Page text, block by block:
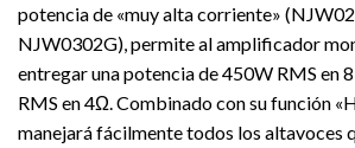
potencia de «muy alta corriente»
NJW0302G), permite al amplificador
entregar una potencia de 450W RMS en
RMS en 4Ω. Combinado con su función
manejará fácilmente todos los altavoces